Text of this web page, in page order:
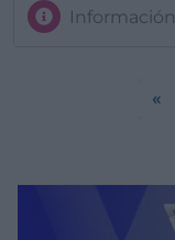
Información
«